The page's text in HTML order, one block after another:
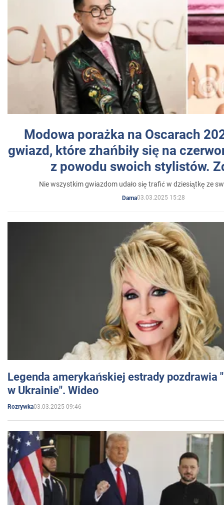
Modowa porażka na Oscarach
gwiazd, które zhańbiły się na
z powodu swoich stylistów.
Nie wszystkim gwiazdom udało się trafić w dziesiątkę ze
Dama03.03.2025 15:28
Legenda amerykańskiej estrady pozdrawia
w Ukrainie". Wideo
Rozrywka03.03.2025 09:46